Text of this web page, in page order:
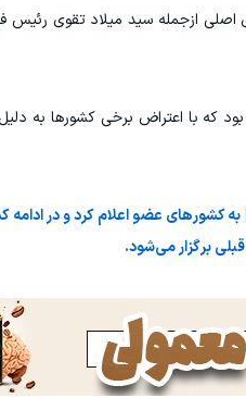
ازجمله سید میلاد تقوی رئیس
میزبانی بحرین در مسابقات زیر ۱۸ سال پسر آسیا بود که با
کشورهای عضو اعلام کرد و در ادامه